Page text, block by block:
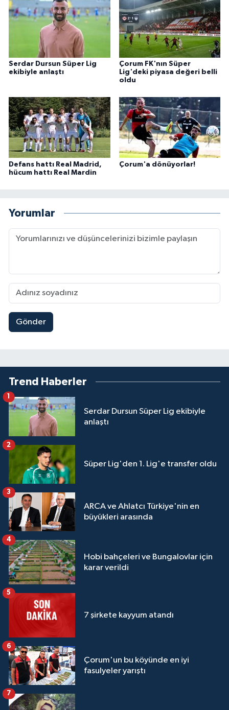
Serdar Dursun Süper Lig
ekibiyle anlaştı
Çorum FK'nın Süper
Lig'deki piyasa değeri belli
oldu
Defans hattı Real Madrid,
hücum hattı Real Mardin
Çorum'a dönüyorlar!
Yorumlar
Gönder
Trend Haberler
Serdar Dursun Süper Lig ekibiyle
anlaştı
Süper Lig'den 1. Lig'e transfer oldu
2
ARCA ve Ahlatcı Türkiye'nin en
büyükleri arasında
3
Hobi bahçeleri ve Bungalovlar için
karar verildi
4
7 şirkete kayyum atandı
5
Çorum'un bu köyünde en iyi
fasulyeler yarıştı
6
7